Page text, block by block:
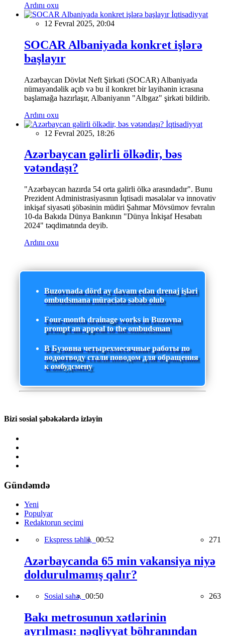
Ardını oxu
İqtisadiyyat
12 Fevral 2025, 20:04
SOCAR Albaniyada konkret işlərə
başlayır
Azərbaycan Dövlət Neft Şirkəti (SOCAR) Albaniyada
nümayəndəlik açıb və bu il konkret bir layihənin icrasına
başlamağa hazırlaşır, Albaniyanın "Albgaz" şirkəti bildirib.
Ardını oxu
İqtisadiyyat
12 Fevral 2025, 18:26
Azərbaycan gəlirli ölkədir, bəs
vətəndaşı?
"Azərbaycan hazırda 54 orta gəlirli ölkə arasındadır". Bunu
Prezident Administrasiyasının İqtisadi məsələlər və innovativ
inkişaf siyasəti şöbəsinin müdiri Şahmar Mövsümov fevralın
10-da Bakıda Dünya Bankının "Dünya İnkişaf Hesabatı
2024" təqdimatında deyib.
Ardını oxu
Buzovnada dörd ay davam edən drenaj işləri
ombudsmana müraciətə səbəb olub
Four-month drainage works in Buzovna
prompt an appeal to the ombudsman
В Бузовна четырехмесячные работы по
водоотводу стали поводом для обращения
к омбудсмену
Bizi sosial şəbəkələrdə izləyin
Gündəmdə
Yeni
Populyar
Redaktorun seçimi
Ekspress təhlil, 00:52 271
Azərbaycanda 65 min vakansiya niyə
doldurulmamış qalır?
Sosial sahə, 00:50 263
Bakı metrosunun xətlərinin
ayrılması: nəqliyyat böhranından